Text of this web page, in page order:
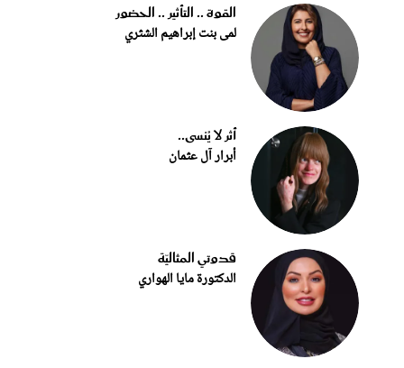
القوة .. التأثير .. الحضور
لمى بنت إبراهيم الشثري
أثر لا يُنسى..
أبرار آل عثمان
قدوتي المثاليّة
الدكتورة مايا الهواري